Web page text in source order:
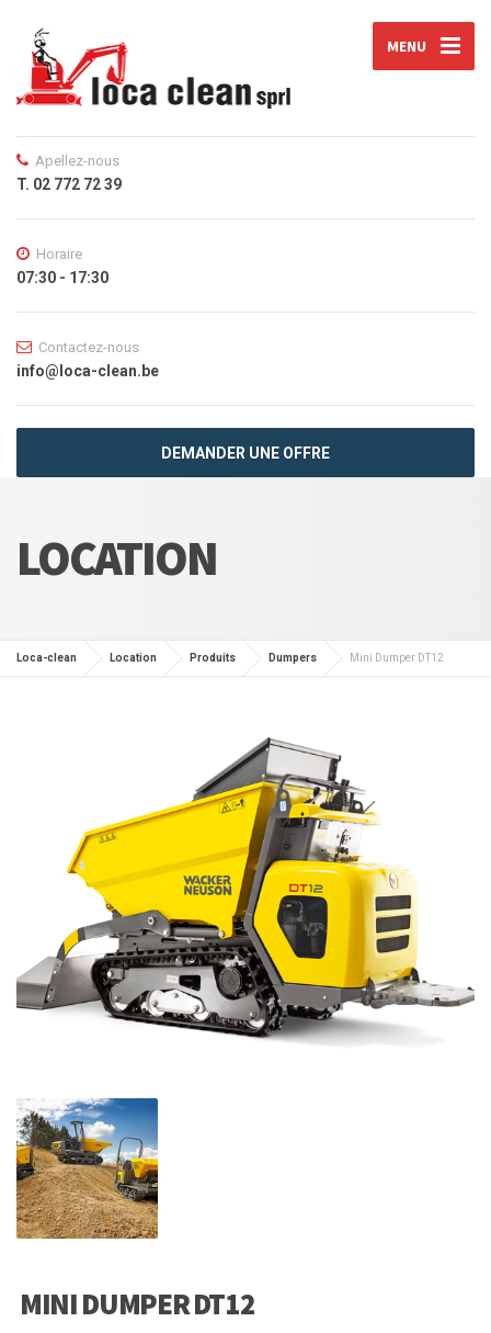
MENU
Apellez-nous
T. 02 772 72 39
Horaire
07:30 - 17:30
Contactez-nous
info@loca-clean.be
DEMANDER UNE OFFRE
LOCATION
Loca-clean Location Produits Dumpers Mini Dumper DT12
MINI DUMPER DT12